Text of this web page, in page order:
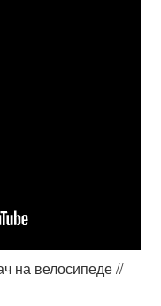
на велосипеде //